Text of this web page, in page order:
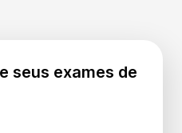
seus exames de